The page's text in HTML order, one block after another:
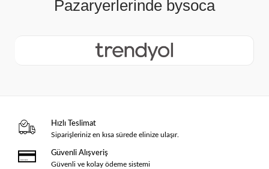
Hızlı Teslimat
Siparişleriniz en kısa sürede elinize ulaşır.
Güvenli Alışveriş
Güvenli ve kolay ödeme sistemi